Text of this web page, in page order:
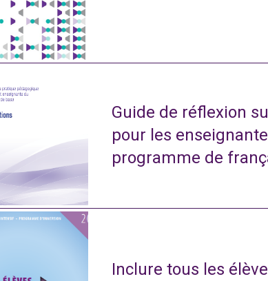
Guide de réflexion
pour les
programme de
Inclure tous les